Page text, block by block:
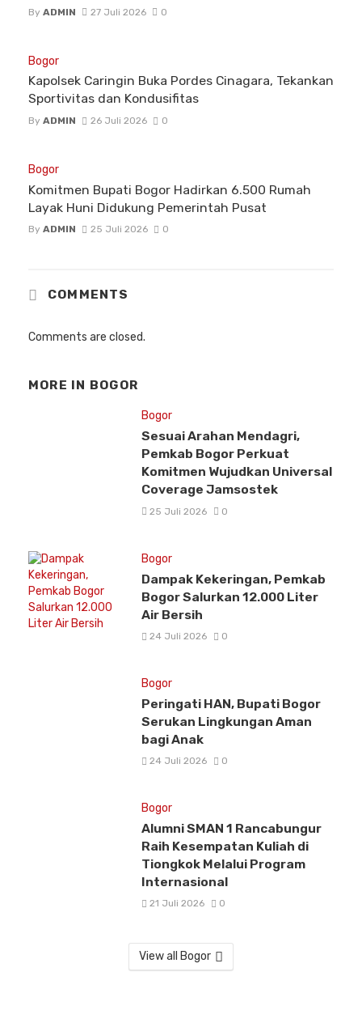
By ADMIN 27 Juli 2026 0
Bogor
Kapolsek Caringin Buka Pordes Cinagara, Tekankan
Sportivitas dan Kondusifitas
By ADMIN 26 Juli 2026 0
Bogor
Komitmen Bupati Bogor Hadirkan 6.500 Rumah
Layak Huni Didukung Pemerintah Pusat
By ADMIN 25 Juli 2026 0
COMMENTS
Comments are closed.
MORE IN BOGOR
Bogor
Sesuai Arahan Mendagri,
Pemkab Bogor Perkuat
Komitmen Wujudkan Universal
Coverage Jamsostek
25 Juli 2026 0
Bogor
Dampak Kekeringan, Pemkab
Bogor Salurkan 12.000 Liter
Air Bersih
24 Juli 2026 0
Bogor
Peringati HAN, Bupati Bogor
Serukan Lingkungan Aman
bagi Anak
24 Juli 2026 0
Bogor
Alumni SMAN 1 Rancabungur
Raih Kesempatan Kuliah di
Tiongkok Melalui Program
Internasional
21 Juli 2026 0
View all Bogor